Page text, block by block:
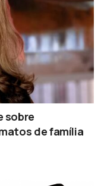
sobre
de família